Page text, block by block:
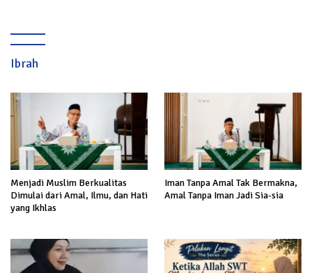
Ibrah
Menjadi Muslim Berkualitas
Dimulai dari Amal, Ilmu, dan Hati
yang Ikhlas
Iman Tanpa Amal Tak Bermakna,
Amal Tanpa Iman Jadi Sia-sia